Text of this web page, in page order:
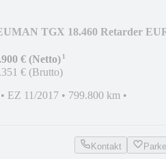
MAN TGX 18.460 Retarder
€ (Netto)¹
€ (Brutto)
• EZ 11/2017 • 799.800 km •
Kontakt